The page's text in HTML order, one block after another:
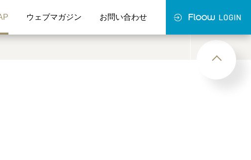
ウェブマガジン お問い合わせ